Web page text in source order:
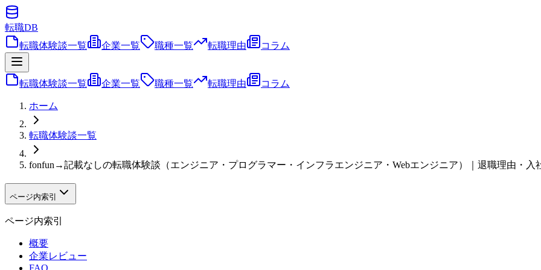
転職DB
転職体験談一覧
企業一覧 職種一覧 転職理由 コラム
転職体験談一覧 企業一覧 職種一覧 転職理由 コラム
ホーム
転職体験談一覧
fonfun→記載なしの転職体験談（エンジニア・プログラマー・インフラエンジニア・Webエンジニア）｜退職理由・入
ページ内索引
ページ内索引
概要
企業レビュー